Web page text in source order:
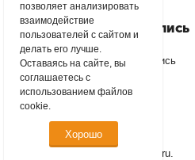
Моя учетная запись
Войти
Создать учетную запись
© 2004 - 2026 msever.ru.
позволяет анализировать
взаимодействие
пользователей с сайтом и
делать его лучше.
Оставаясь на сайте, вы
соглашаетесь с
использованием файлов
cookie.
Хорошо